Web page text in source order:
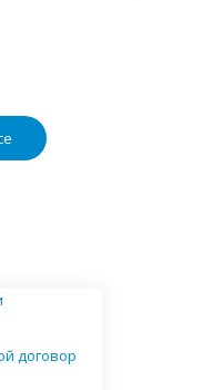
договор